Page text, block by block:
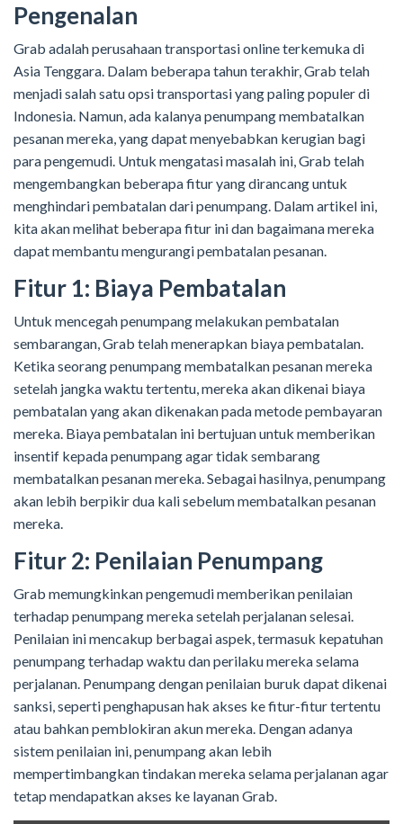
Pengenalan
Grab adalah perusahaan transportasi online terkemuka di
Asia Tenggara. Dalam beberapa tahun terakhir, Grab telah
menjadi salah satu opsi transportasi yang paling populer di
Indonesia. Namun, ada kalanya penumpang membatalkan
pesanan mereka, yang dapat menyebabkan kerugian bagi
para pengemudi. Untuk mengatasi masalah ini, Grab telah
mengembangkan beberapa fitur yang dirancang untuk
menghindari pembatalan dari penumpang. Dalam artikel ini,
kita akan melihat beberapa fitur ini dan bagaimana mereka
dapat membantu mengurangi pembatalan pesanan.
Fitur 1: Biaya Pembatalan
Untuk mencegah penumpang melakukan pembatalan
sembarangan, Grab telah menerapkan biaya pembatalan.
Ketika seorang penumpang membatalkan pesanan mereka
setelah jangka waktu tertentu, mereka akan dikenai biaya
pembatalan yang akan dikenakan pada metode pembayaran
mereka. Biaya pembatalan ini bertujuan untuk memberikan
insentif kepada penumpang agar tidak sembarang
membatalkan pesanan mereka. Sebagai hasilnya, penumpang
akan lebih berpikir dua kali sebelum membatalkan pesanan
mereka.
Fitur 2: Penilaian Penumpang
Grab memungkinkan pengemudi memberikan penilaian
terhadap penumpang mereka setelah perjalanan selesai.
Penilaian ini mencakup berbagai aspek, termasuk kepatuhan
penumpang terhadap waktu dan perilaku mereka selama
perjalanan. Penumpang dengan penilaian buruk dapat dikenai
sanksi, seperti penghapusan hak akses ke fitur-fitur tertentu
atau bahkan pemblokiran akun mereka. Dengan adanya
sistem penilaian ini, penumpang akan lebih
mempertimbangkan tindakan mereka selama perjalanan agar
tetap mendapatkan akses ke layanan Grab.